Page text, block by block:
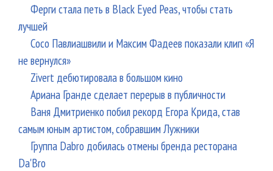
Ферги стала петь в Black Eyed Peas, чтобы стать
лучшей
Сосо Павлиашвили и Максим Фадеев показали клип «Я
не вернулся»
Zivert дебютировала в большом кино
Ариана Гранде сделает перерыв в публичности
Ваня Дмитриенко побил рекорд Егора Крида, став
самым юным артистом, собравшим Лужники
Группа Dabro добилась отмены бренда ресторана
Da'Bro